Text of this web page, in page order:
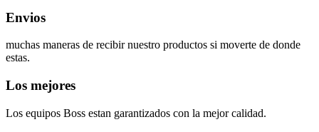
Envios
muchas maneras de recibir nuestro productos si moverte de donde
estas.
Los mejores
Los equipos Boss estan garantizados con la mejor calidad.